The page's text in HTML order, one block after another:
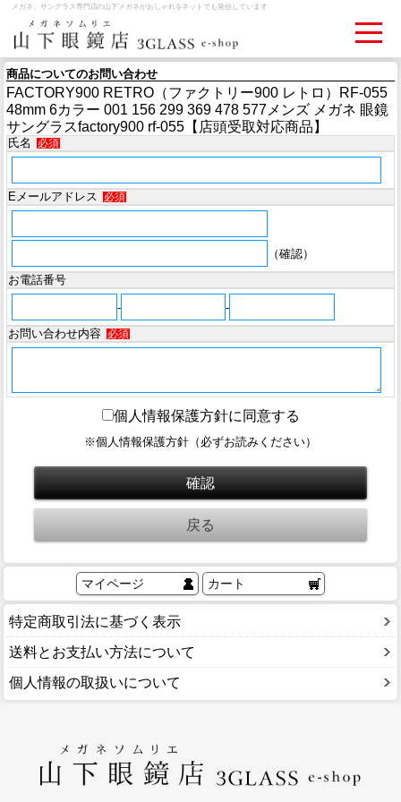
メガネ、サングラス専門店の山下メガネがおしゃれをネットでも発信しています
ログイン お買いものカゴ
お問い合わせ 検眼予約
MEDIA
おすすめアイテム
ブログ
会社概要
インフォメーション
商品についてのお問い合わせ
FACTORY900 RETRO（ファクトリー900 レトロ）RF-055
48mm 6カラー 001 156 299 369 478 577メンズ メガネ 眼鏡
サングラスfactory900 rf-055【店頭受取対応商品】
氏名 必須
Eメールアドレス 必須
（確認）
お電話番号
-
-
お問い合わせ内容
必須
個人情報保護方針に同意する
※個人情報保護方針（必ずお読みください）
マイページ カート
特定商取引法に基づく表示
送料とお支払い方法について
個人情報の取扱いについて